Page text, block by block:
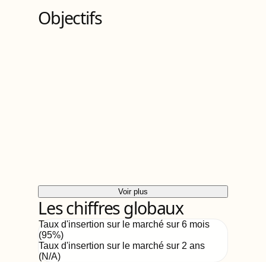
Objectifs
Voir plus
Les chiffres globaux
Taux d'insertion sur le marché sur 6 mois
(95%)
Taux d'insertion sur le marché sur 2 ans
(N/A)